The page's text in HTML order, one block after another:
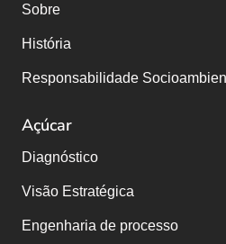
Sobre
História
Responsabilidade
Açúcar
Diagnóstico
Visão Estratégica
Engenharia de processo